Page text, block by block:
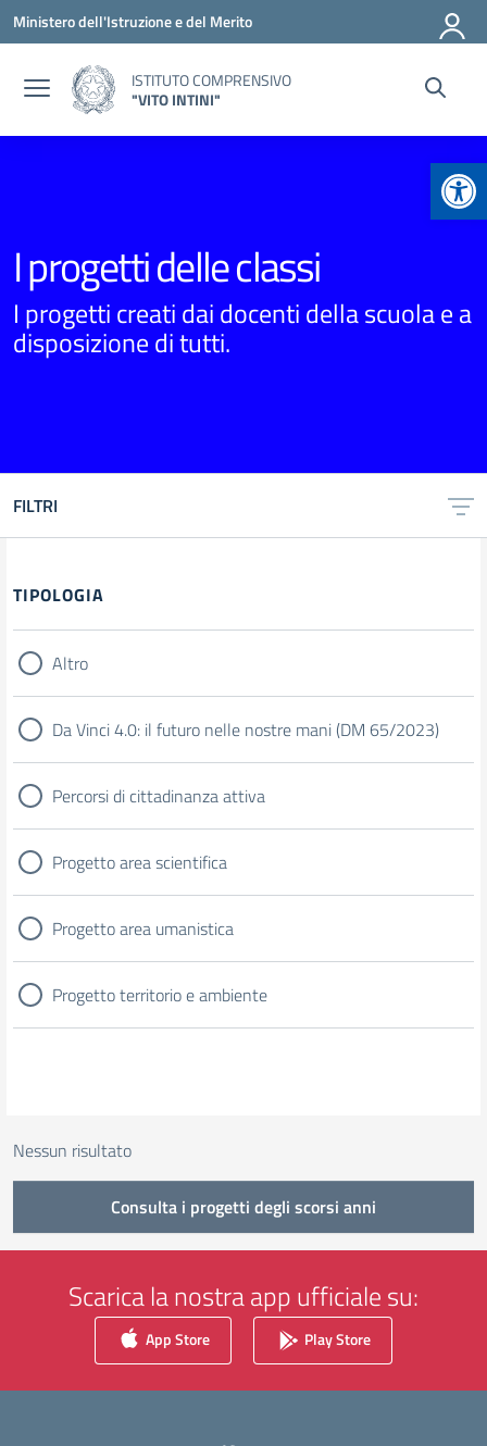
Vai ai contenuti
Vai al menu di navigazione
Vai al footer
Ministero dell'Istruzione e del Merito
ISTITUTO COMPRENSIVO
"VITO INTINI"
I progetti delle classi
I progetti creati dai docenti della scuola e a
disposizione di tutti.
FILTRI
Filtri
TIPOLOGIA
Altro
Da Vinci 4.0: il futuro nelle nostre mani (DM 65/2023)
Percorsi di cittadinanza attiva
Progetto area scientifica
Progetto area umanistica
Progetto territorio e ambiente
Nessun risultato
Consulta i progetti degli scorsi anni
Scarica la nostra app ufficiale su:
App Store Play Store